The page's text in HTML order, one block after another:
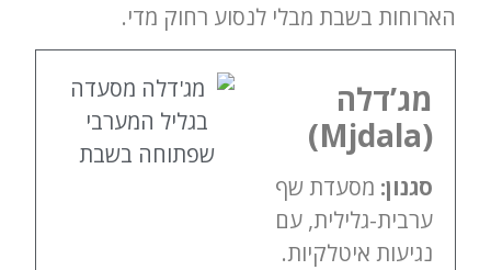
הארוחות בשבת מבלי לנסוע רחוק מדי.
מג’דלה
(Mjdala)
סגנון: מסעדת שף
ערבית-גלילית, עם
נגיעות איטלקיות.